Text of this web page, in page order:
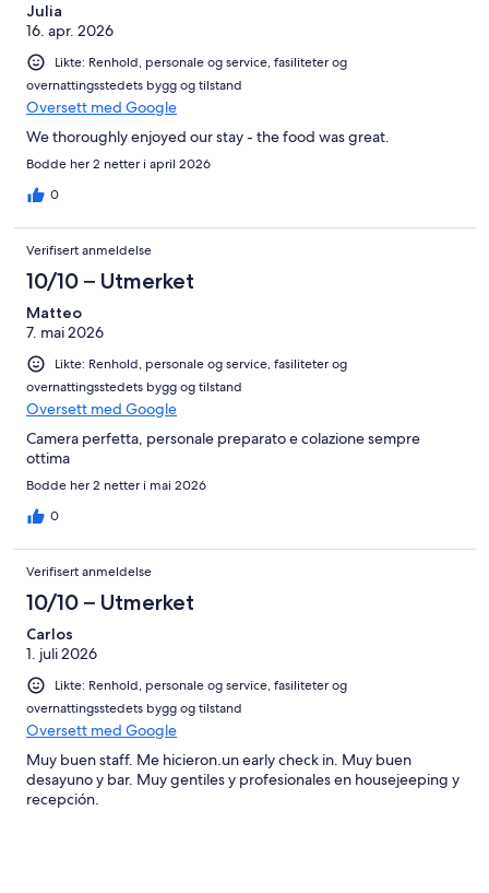
Julia
16. apr. 2026
Likte: Renhold, personale og service, fasiliteter og
overnattingsstedets bygg og tilstand
Oversett med Google
We thoroughly enjoyed our stay - the food was great.
Bodde her 2 netter i april 2026
0
Verifisert anmeldelse
10/10 – Utmerket
Matteo
7. mai 2026
Likte: Renhold, personale og service, fasiliteter og
overnattingsstedets bygg og tilstand
Oversett med Google
Camera perfetta, personale preparato e colazione sempre
ottima
Bodde her 2 netter i mai 2026
0
Verifisert anmeldelse
10/10 – Utmerket
Carlos
1. juli 2026
Likte: Renhold, personale og service, fasiliteter og
overnattingsstedets bygg og tilstand
Oversett med Google
Muy buen staff. Me hicieron.un early check in. Muy buen
desayuno y bar. Muy gentiles y profesionales en housejeeping y
recepción.